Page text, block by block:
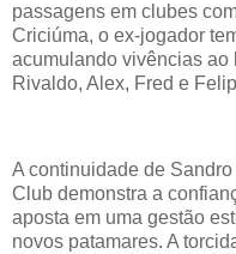
passagens em clubes
Criciúma, o ex-jogador
acumulando vivências ao
Rivaldo, Alex, Fred e
A continuidade de
Club demonstra a
aposta em uma gestão
novos patamares. A